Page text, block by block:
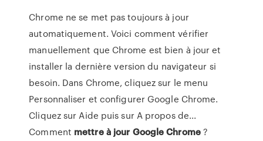
Chrome ne se met pas toujours à jour
automatiquement. Voici comment vérifier
manuellement que Chrome est bien à jour et
installer la dernière version du navigateur si
besoin. Dans Chrome, cliquez sur le menu
Personnaliser et configurer Google Chrome.
Cliquez sur Aide puis sur A propos de...
Comment mettre à jour Google Chrome?